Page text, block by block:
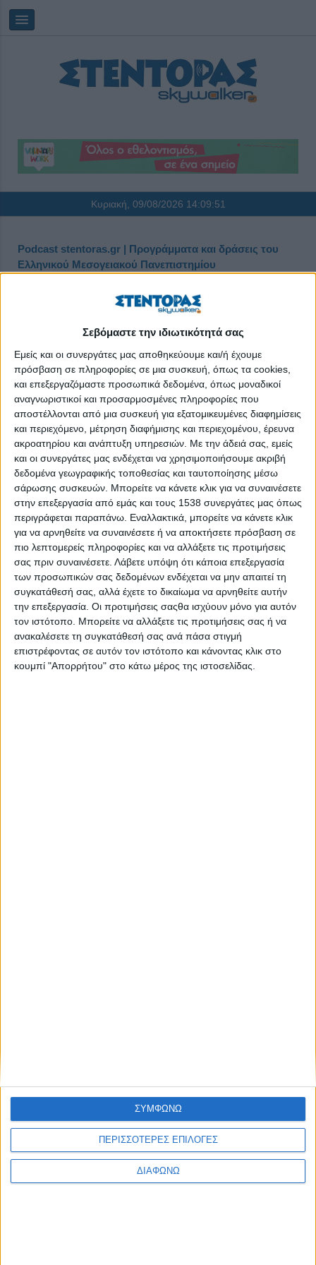
Σεβόμαστε την ιδιωτικότητά σας
Εμείς και οι συνεργάτες μας αποθηκεύουμε και/ή έχουμε
πρόσβαση σε πληροφορίες σε μια συσκευή, όπως τα cookies,
και επεξεργαζόμαστε προσωπικά δεδομένα, όπως μοναδικοί
αναγνωριστικοί και προσαρμοσμένες πληροφορίες που
αποστέλλονται από μια συσκευή για εξατομικευμένες διαφημίσεις
και περιεχόμενο, μέτρηση διαφήμισης και περιεχομένου, έρευνα
ακροατηρίου και ανάπτυξη υπηρεσιών. Με την άδειά σας, εμείς
και οι συνεργάτες μας ενδέχεται να χρησιμοποιήσουμε ακριβή
δεδομένα γεωγραφικής τοποθεσίας και ταυτοποίησης μέσω
σάρωσης συσκευών. Μπορείτε να κάνετε κλικ για να συναινέσετε
στην επεξεργασία από εμάς και τους 1538 συνεργάτες μας όπως
περιγράφεται παραπάνω. Εναλλακτικά, μπορείτε να κάνετε κλικ
για να αρνηθείτε να συναινέσετε ή να αποκτήσετε πρόσβαση σε
πιο λεπτομερείς πληροφορίες και να αλλάξετε τις προτιμήσεις
σας πριν συναινέσετε. Λάβετε υπόψη ότι κάποια επεξεργασία
των προσωπικών σας δεδομένων ενδέχεται να μην απαιτεί τη
συγκατάθεσή σας, αλλά έχετε το δικαίωμα να αρνηθείτε αυτήν
την επεξεργασία. Οι προτιμήσεις σαςθα ισχύουν μόνο για αυτόν
τον ιστότοπο. Μπορείτε να αλλάξετε τις προτιμήσεις σας ή να
ανακαλέσετε τη συγκατάθεσή σας ανά πάσα στιγμή
επιστρέφοντας σε αυτόν τον ιστότοπο και κάνοντας κλικ στο
κουμπί "Απορρήτου" στο κάτω μέρος της ιστοσελίδας.
ΠΕΡΙΣΣΟΤΕΡΕΣ ΕΠΙΛΟΓΕΣ
ΔΙΑΦΩΝΩ
ΣΥΜΦΩΝΩ
Κυριακή, 09/08/2026 14:09:51
Podcast stentoras.gr | Προγράμματα και δράσεις του
Ελληνικού Μεσογειακού Πανεπιστημίου
Δημοσιεύθηκε : Τετάρτη, 20 Μαρτίου 2024 12:27
Τι είναι αυτό που κάνει το Ελληνικό Μεσογειακό
Πανεπιστήμιο τόσο ξεχωριστό;
Θέλεις να μάθεις τα πάντα για τα τμήματα και τις δράσεις
του;
Αυτό το podcast έρχεται από τον τομέα της εκπαίδευσης
για να γνωρίσουμε ένα νέο, ποιοτικό, εξωστρεφές
πανεπιστήμιο με έντονη διεθνή παρουσία, το Ελληνικό
Μεσογειακό Πανεπιστήμιο. Είχαμε τη χαρά να
συνομιλήσουμε με τον κύριο Κωνσταντίνο Πετρίδη,
Αντιπρύτανη Εξωστρέφειας του ΕΛ.ΜΕ.ΠΑ. και την
κυρία Μαριάνα Αλογδιανάκη, Σύμβουλο Σταδιοδρομίας
του ΕΛ.ΜΕ.ΠΑ.
Άκουσε το podcast και μάθε τα πάντα για τις δράσεις και